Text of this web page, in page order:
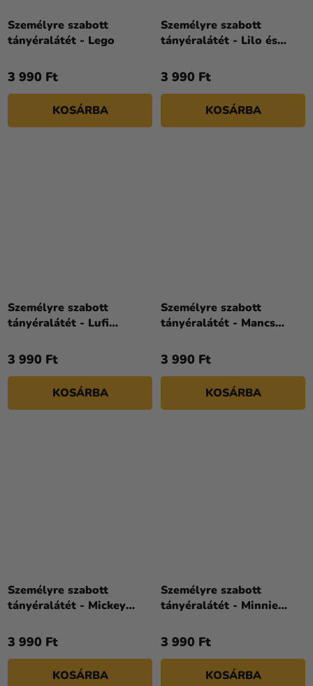
Személyre szabott
tányéralátét - Lego
3 990 Ft
KOSÁRBA
Személyre szabott
tányéralátét - Lilo és
3 990 Ft
KOSÁRBA
Személyre szabott
tányéralátét - Lufi
3 990 Ft
KOSÁRBA
Személyre szabott
tányéralátét - Mancs
3 990 Ft
KOSÁRBA
Személyre szabott
tányéralátét - Mickey
3 990 Ft
KOSÁRBA
Személyre szabott
tányéralátét - Minnie
3 990 Ft
KOSÁRBA